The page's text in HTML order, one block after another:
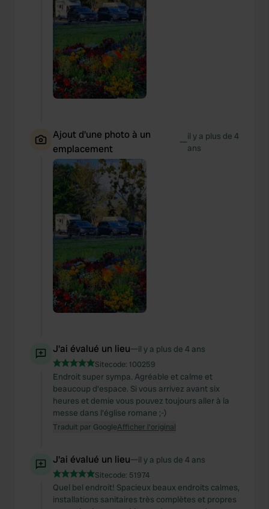
Ajout d'une photo à un
emplacement
—il y a plus de 4
ans
J'ai évalué un lieu—il y a plus de 4 ans
Sitecode: 100259
Endroit super sympa. Agréable et calme et
beaucoup d'espace. Si vous arrivez avant six
heures et demie vous pouvez toujours aller à la
messe dans l'église romane ;-)
Traduit par GoogleAfficher l'original
J'ai évalué un lieu—il y a plus de 4 ans
Sitecode: 51974
Quel bel endroit! Spacieux beaux endroits calmes,
installations sanitaires très complètes et propres